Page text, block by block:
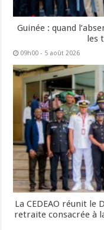
Guinée : quand
les
09h00 - 5 août 2026
La CEDEAO réunit le
retraite consacrée à